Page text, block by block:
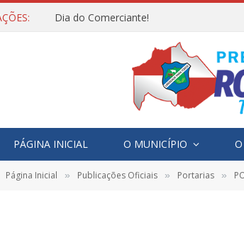
Dia do Comerciante!
PÁGINA INICIAL O MUNICÍPIO
Página Inicial » Publicações Oficiais » Portarias »